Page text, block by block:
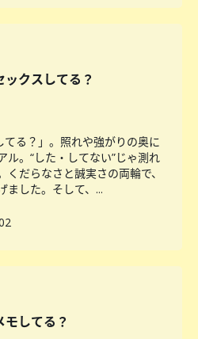
クスしてる？
てる？」。照れや強がりの奥に
ル。“した・してない”じゃ測れ
だらなさと誠実さの両輪で、
ました。そして、...
してる？